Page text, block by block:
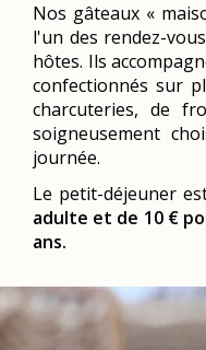
Nos gâteaux «
l'un des rendez-
hôtes. Ils
confectionnés sur
charcuteries, de
soigneusement
journée.
Le petit-déjeuner
adulte et de 10 €
ans.